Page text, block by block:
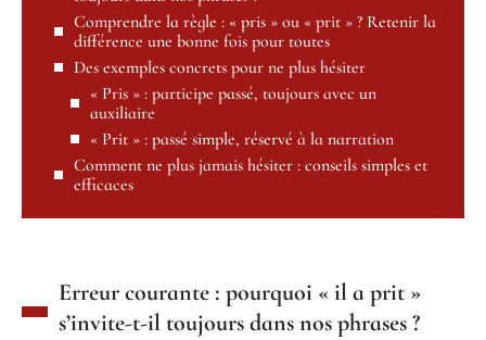
Comprendre la règle : « pris » ou « prit » ? Retenir la
différence une bonne fois pour toutes
Des exemples concrets pour ne plus hésiter
« Pris » : participe passé, toujours avec un
auxiliaire
« Prit » : passé simple, réservé à la narration
Comment ne plus jamais hésiter : conseils simples et
efficaces
Erreur courante : pourquoi « il a prit »
s’invite-t-il toujours dans nos phrases ?